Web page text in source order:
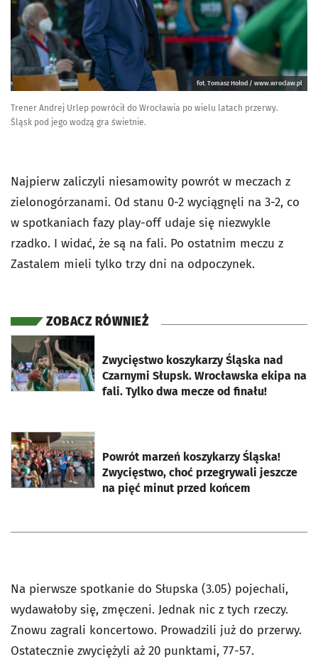
fot. Tomasz Hołod / www.wroclaw.pl
Trener Andrej Urlep powrócił do Wrocławia po wielu latach przerwy.
Śląsk pod jego wodzą gra świetnie.
Najpierw zaliczyli niesamowity powrót w meczach z
zielonogórzanami. Od stanu 0-2 wyciągnęli na 3-2, co
w spotkaniach fazy play-off udaje się niezwykle
rzadko. I widać, że są na fali. Po ostatnim meczu z
Zastalem mieli tylko trzy dni na odpoczynek.
ZOBACZ RÓWNIEŻ
Zwycięstwo koszykarzy Śląska nad
Czarnymi Słupsk. Wrocławska ekipa na
fali. Tylko dwa mecze od finału!
otworzy się w nowej karcie
Powrót marzeń koszykarzy Śląska!
Zwycięstwo, choć przegrywali jeszcze
na pięć minut przed końcem
otworzy się w nowej karcie
Na pierwsze spotkanie do Słupska (3.05) pojechali,
wydawałoby się, zmęczeni. Jednak nic z tych rzeczy.
Znowu zagrali koncertowo. Prowadzili już do przerwy.
Ostatecznie zwyciężyli aż 20 punktami, 77-57.